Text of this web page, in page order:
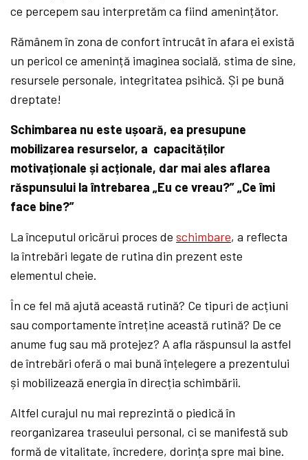
ce percepem sau interpretăm ca fiind amenințător.
Rămânem în zona de confort întrucât în afara ei există
un pericol ce amenință imaginea socială, stima de sine,
resursele personale, integritatea psihică. Și pe bună
dreptate!
Schimbarea nu este ușoară, ea presupune
mobilizarea resurselor, a capacităților
motivaționale și acționale, dar mai ales aflarea
răspunsului la întrebarea „Eu ce vreau?” „Ce îmi
face bine?”
La începutul oricărui proces deschimbare, a reflecta
la întrebări legate de rutina din prezent este
elementul cheie.
În ce fel mă ajută această rutină? Ce tipuri de acțiuni
sau comportamente întreține această rutină? De ce
anume fug sau mă protejez? A afla răspunsul la astfel
de întrebări oferă o mai bună înțelegere a prezentului
și mobilizează energia în direcția schimbării.
Altfel curajul nu mai reprezintă o piedică în
reorganizarea traseului personal, ci se manifestă sub
formă de vitalitate, încredere, dorința spre mai bine.